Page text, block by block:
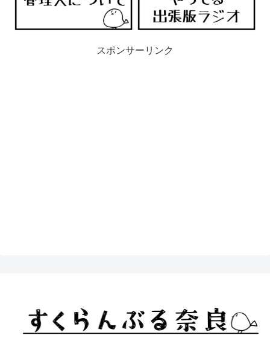
スポンサーリンク